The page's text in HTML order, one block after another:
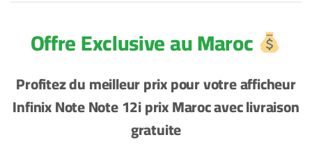
Profitez du meilleur prix pour votre afficheur
Infinix Note Note 12i prix Maroc avec livraison
gratuite